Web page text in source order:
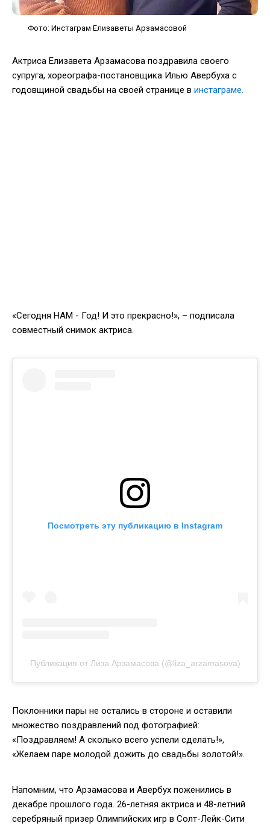
Фото: Инстаграм Елизаветы Арзамасовой
Актриса Елизавета Арзамасова поздравила своего
супруга, хореографа-постановщика Илью Авербуха с
годовщиной свадьбы на своей странице в инстаграме.
«Сегодня НАМ - Год! И это прекрасно!», – подписала
совместный снимок актриса.
Посмотреть эту публикацию в Instagram
Публикация от Лиза Арзамасова (@liza_arzamasova)
Поклонники пары не остались в стороне и оставили
множество поздравлений под фотографией:
«Поздравляем! А сколько всего успели сделать!»,
«Желаем паре молодой дожить до свадьбы золотой!».
Напомним, что Арзамасова и Авербух поженились в
декабре прошлого года. 26-летняя актриса и 48-летний
серебряный призер Олимпийских игр в Солт-Лейк-Сити